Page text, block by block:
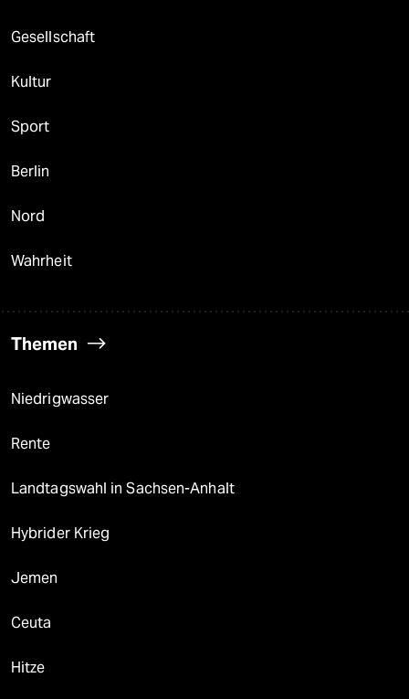
Gesellschaft
Kultur
Sport
Berlin
Nord
Wahrheit
Themen
Niedrigwasser
Rente
Landtagswahl in Sachsen-Anhalt
Hybrider Krieg
Jemen
Ceuta
Hitze